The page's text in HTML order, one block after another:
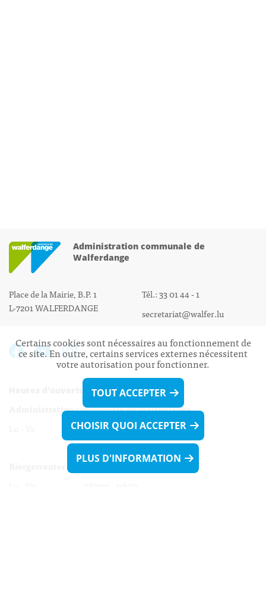
Administration communale de
Walferdange
Place de la Mairie, B.P. 1
L-7201 WALFERDANGE
Tél.: 33 01 44 - 1
secretariat@walfer.lu
Heures d’ouverture:
Administration communale de Walferdange
Lu - Ve 08h00 - 11h30
13h30 - 16h00
Certains cookies sont nécessaires au fonctionnement de
ce site. En outre, certains services externes nécessitent
votre autorisation pour fonctionner.
TOUT ACCEPTER
CHOISIR QUOI ACCEPTER
PLUS D'INFORMATION